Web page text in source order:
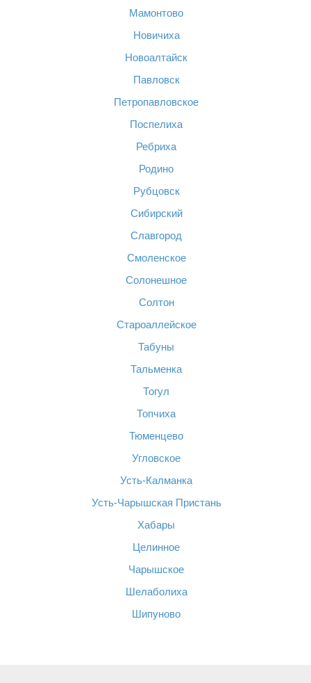
Мамонтово
Новичиха
Новоалтайск
Павловск
Петропавловское
Поспелиха
Ребриха
Родино
Рубцовск
Сибирский
Славгород
Смоленское
Солонешное
Солтон
Староаллейское
Табуны
Тальменка
Тогул
Топчиха
Тюменцево
Угловское
Усть-Калманка
Усть-Чарышская Пристань
Хабары
Целинное
Чарышское
Шелаболиха
Шипуново